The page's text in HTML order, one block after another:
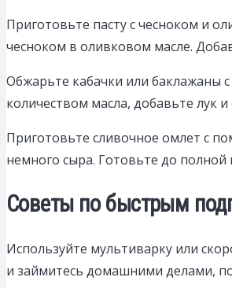
Приготовьте пасту с чесноком и
чесноком в оливковом масле.
Обжарьте кабачки или баклажаны
количеством масла, добавьте лук
Приготовьте сливочное омлет с
немного сыра. Готовьте до
Советы по быстрым
Используйте мультиварку или
и займитесь домашними делами,